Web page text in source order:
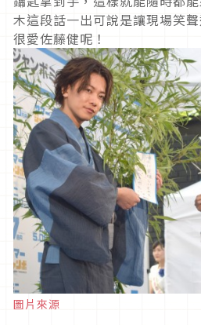
木這段話一出可說是讓現場笑
很愛佐藤健呢！
圖片來源